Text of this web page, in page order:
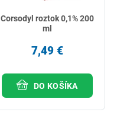
Corsodyl roztok 0,1% 200
ml
7,49 €
DO KOŠÍKA